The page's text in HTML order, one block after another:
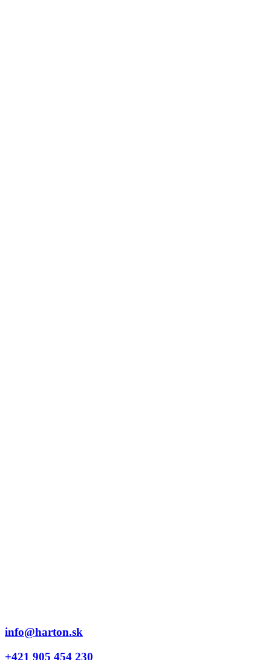
info@harton.sk
+421 905 454 230